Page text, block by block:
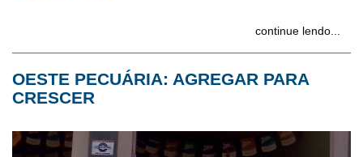
continue lendo...
OESTE PECUÁRIA: AGREGAR PARA
CRESCER